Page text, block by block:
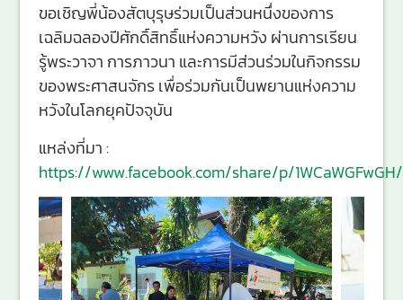
ขอเชิญพี่น้องสัตบุรุษร่วมเป็นส่วนหนึ่งของการ
เฉลิมฉลองปีศักดิ์สิทธิ์แห่งความหวัง ผ่านการเรียน
รู้พระวาจา การภาวนา และการมีส่วนร่วมในกิจกรรม
ของพระศาสนจักร เพื่อร่วมกันเป็นพยานแห่งความ
หวังในโลกยุคปัจจุบัน
แหล่งที่มา :
https://www.facebook.com/share/p/1WCaWGFwGH/